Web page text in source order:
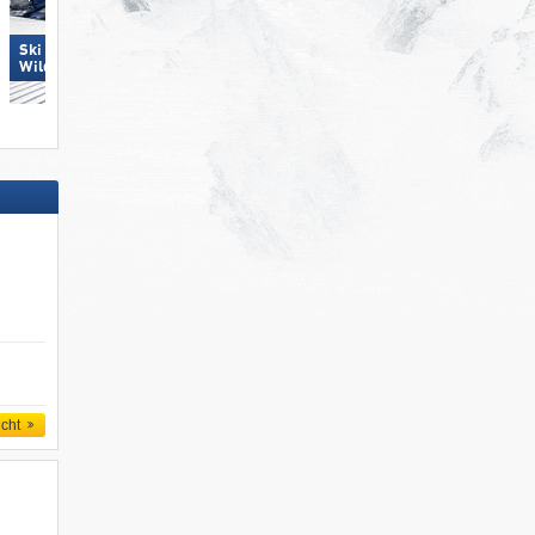
Ski Juwel Alpbachtal
Wildschönau
San Martino di Castrozza